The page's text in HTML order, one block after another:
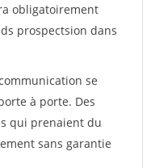
obligatoirement
prospectsion dans
se
à porte. Des
qui prenaient du
sans garantie